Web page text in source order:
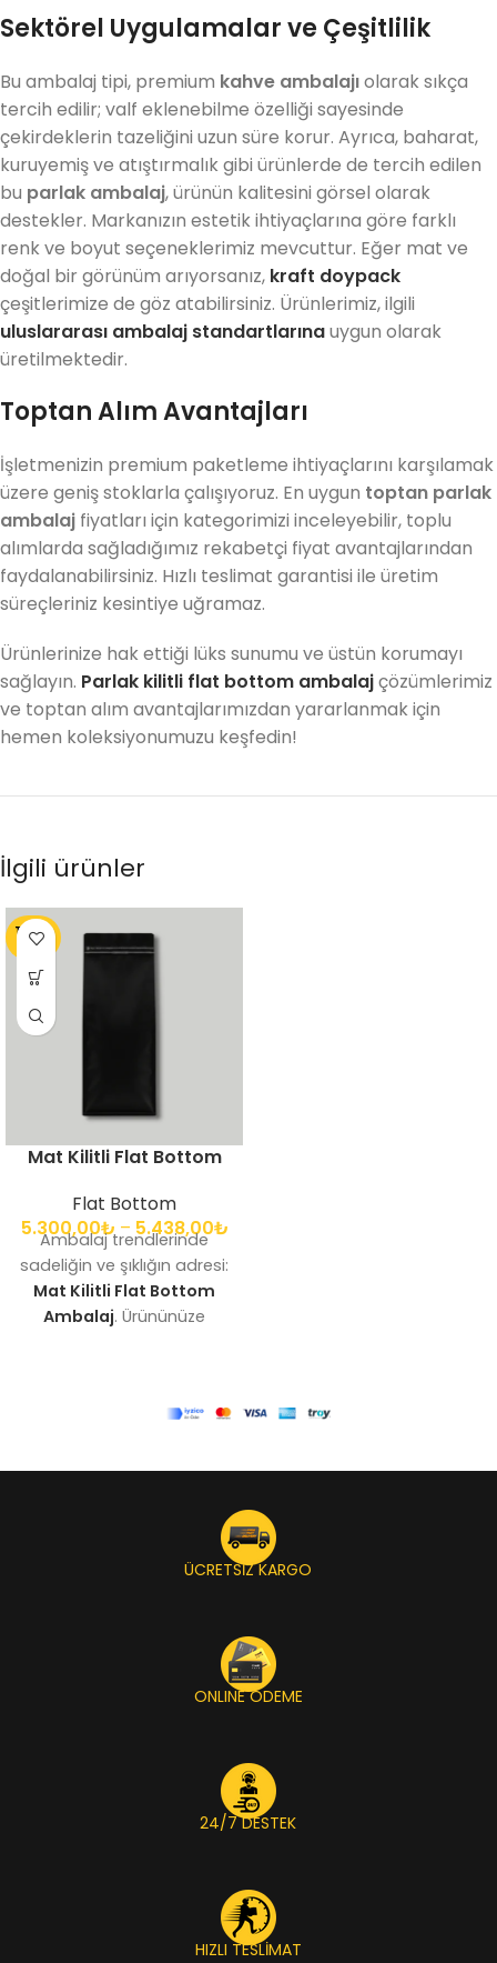
Sektörel Uygulamalar ve Çeşitlilik
Bu ambalaj tipi, premium kahve ambalajıolarak sıkça
tercih edilir; valf eklenebilme özelliği sayesinde
çekirdeklerin tazeliğini uzun süre korur. Ayrıca, baharat,
kuruyemiş ve atıştırmalık gibi ürünlerde de tercih edilen
bu parlak ambalaj, ürünün kalitesini görsel olarak
destekler. Markanızın estetik ihtiyaçlarına göre farklı
renk ve boyut seçeneklerimiz mevcuttur. Eğer mat ve
doğal bir görünüm arıyorsanız, kraft doypack
çeşitlerimize de göz atabilirsiniz. Ürünlerimiz, ilgili
uluslararası ambalaj standartlarınauygun olarak
üretilmektedir.
Toptan Alım Avantajları
İşletmenizin premium paketleme ihtiyaçlarını karşılamak
üzere geniş stoklarla çalışıyoruz. En uygun toptan parlak
ambalaj fiyatları için kategorimizi inceleyebilir, toplu
alımlarda sağladığımız rekabetçi fiyat avantajlarından
faydalanabilirsiniz. Hızlı teslimat garantisi ile üretim
süreçleriniz kesintiye uğramaz.
Ürünlerinize hak ettiği lüks sunumu ve üstün korumayı
sağlayın. Parlak kilitli flat bottom ambalajçözümlerimiz
ve toptan alım avantajlarımızdan yararlanmak için
hemen koleksiyonumuzu keşfedin!
İlgili ürünler
TÜKEN
DI
Mat Kilitli Flat Bottom
Flat Bottom
5.300,00₺ – 5.438,00₺
Ambalaj trendlerinde
sadeliğin ve şıklığın adresi:
Mat Kilitli Flat Bottom
Ambalaj. Ürününüze
Mat kilitli flat
çözümleri, ışığı yansıtmak
olur. bkbstore.com, en
tüketim ürünleri için toptan
alım avantajlarıyla
olarak satılmamaktadır.
Ürün fiyatlarımızı ölçü ve
ÜCRETSİZ KARGO
ONLINE ÖDEME
24/7 DESTEK
HIZLI TESLİMAT